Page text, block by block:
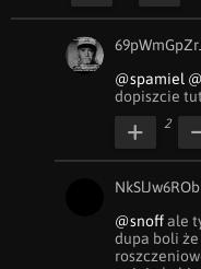
@spamiel
dopiszcie
2
@snoff ale
dupa boli